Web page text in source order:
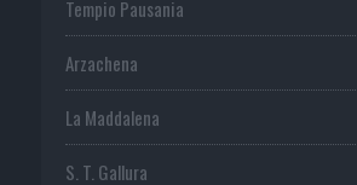
Tempio Pausania
Arzachena
La Maddalena
S. T. Gallura